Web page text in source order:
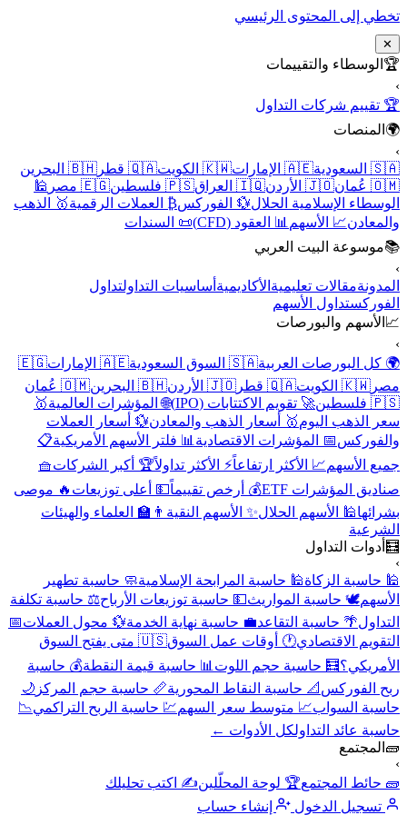
تخطي إلى المحتوى الرئيسي
✕
🏆 الوسطاء والتقييمات
›
🏆 تقييم شركات التداول
🌍 المنصات
›
🇸🇦 السعودية
🇦🇪 الإمارات 🇰🇼 الكويت 🇶🇦 قطر
🇧🇭 البحرين
🇴🇲 عُمان
🇯🇴 الأردن 🇮🇶 العراق 🇵🇸 فلسطين 🇪🇬 مصر
🕌
الوسطاء الإسلامية الحلال💱 الفوركس₿ العملات الرقمية🥇 الذهب
والمعادن📈 الأسهم 📊 العقود (CFD)
📜 السندات
📚موسوعة البيت العربي
›
المدونةمقالات تعليمية الأكاديمية أساسيات التداولتداول
الفوركستداول الأسهم
📈 الأسهم والبورصات
›
🌍 كل البورصات العربية🇸🇦 السوق السعودية 🇦🇪 الإمارات
🇪🇬
مصر 🇰🇼 الكويت 🇶🇦 قطر 🇯🇴 الأردن 🇧🇭 البحرين
🇴🇲 عُمان
🇵🇸 فلسطين
🚀 تقويم الاكتتابات (IPO) 🌐 المؤشرات العالمية🥇
سعر الذهب اليوم🥇 أسعار الذهب والمعادن💱 أسعار العملات
والفوركس📅 المؤشرات الاقتصادية 📊 فلتر الأسهم الأمريكية📋
جميع الأسهم📈 الأكثر ارتفاعاً⚡ الأكثر تداولاً🏆 أكبر الشركات🧺
صناديق المؤشرات ETF
💰 أرخص تقييماً💵 أعلى توزيعات 🔥 موصى
بشرائها🕌 الأسهم الحلال✨ الأسهم النقية 👨‍🏫 العلماء والهيئات
الشرعية
🧮 أدوات التداول
›
🕌 حاسبة الزكاة🕌 حاسبة المرابحة الإسلامية🧼 حاسبة تطهير
الأسهم🕊️ حاسبة المواريث💵 حاسبة توزيعات الأرباح⚖️ حاسبة تكلفة
التداول🌴 حاسبة التقاعد💼 حاسبة نهاية الخدمة💱 محول العملات📅
التقويم الاقتصادي🕐 أوقات عمل السوق
🇺🇸 متى يفتح السوق
الأمريكي؟🧮 حاسبة حجم اللوت 📊 حاسبة قيمة النقطة💰 حاسبة
ربح الفوركس 📐 حاسبة النقاط المحورية📏 حاسبة حجم المركز 🌙
حاسبة السواب📈 متوسط سعر السهم💹 حاسبة الربح التراكمي📉
حاسبة عائد التداولكل الأدوات ←
🧱 المجتمع
›
🧱 حائط المجتمع🏆 لوحة المحلّلين✍️ اكتب تحليلك
تسجيل الدخول
إنشاء حساب